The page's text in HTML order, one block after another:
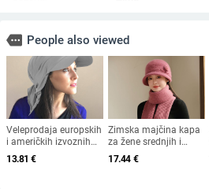
more People also viewed
Veleprodaja europskih
i američkih izvoznih
ljetnih bejzbolskih
kapa s vezicom na
13.81 €
Zimska majčina kapa
za žene srednjih i
starijih godina, pletena
od zečjeg krzna,
17.44 €